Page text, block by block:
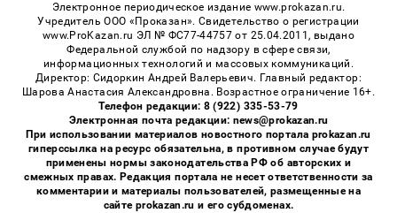
Электронное периодическое издание www.prokazan.ru.
Учредитель ООО «Проказан». Cвидетельство о регистрации
www.ProKazan.ru ЭЛ № ФС77-44757 от 25.04.2011, выдано
Федеральной службой по надзору в сфере связи,
информационных технологий и массовых коммуникаций.
Директор: Сидоркин Андрей Валерьевич. Главный редактор:
Шарова Анастасия Александровна. Возрастное ограничение 16+.
Телефон редакции: 8 (922) 335-53-79
Электронная почта редакции: news@prokazan.ru
При использовании материалов новостного портала prokazan.ru
гиперссылка на ресурс обязательна, в противном случае будут
применены нормы законодательства РФ об авторских и
смежных правах. Редакция портала не несет ответственности за
комментарии и материалы пользователей, размещенные на
сайте prokazan.ru и его субдоменах.